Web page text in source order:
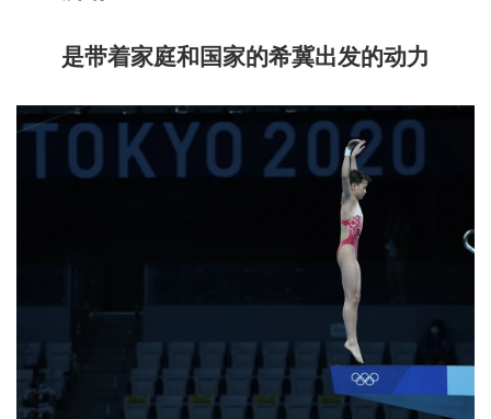
是带着家庭和国家的希冀出发的动力